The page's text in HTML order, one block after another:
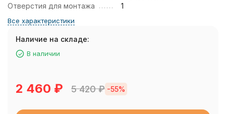
Отверстия для монтажа
1
Все характеристики
Наличие на складе:
В наличии
2 460 ₽ 5 420₽ -55%